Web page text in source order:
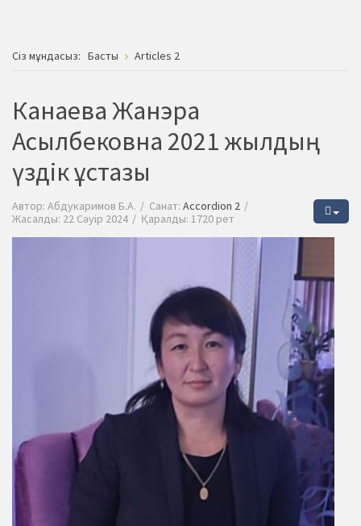
Сiз мұндасыз: Басты Articles 2
Канаева Жанэра
Асылбековна 2021 жылдың
үздік ұстазы
Автор: Абдукаримов Б.А. Санат: Accordion 2
Жасалды: 22 Сәуір 2024
Қаралды: 1720 рет